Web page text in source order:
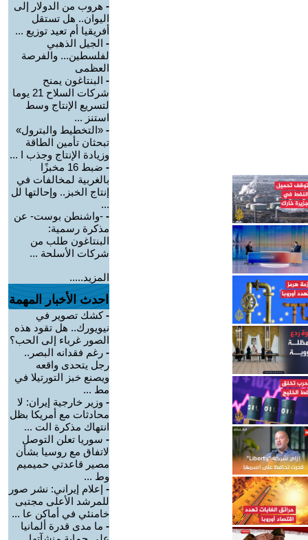
- هروب من الدولار إلى
اليوان.. هل تستقل
أفريقيا أم تعيد توزيع ...
- الجيل الذهبي
لفلسطين... والفرصة
العظمى
- البنتاغون يمنح
شركات السلاح 21 يوما
لتسريع الإنتاج وسط
استنز ...
- «التخطيط والبترول»
تبحثان تأمين الطاقة
وزيادة الإنتاج وجذب ا ...
-
ضبط 16 مخبزًا
بالغربية لمخالفات في
إنتاج الخبز.. وإحالتها لل
...
- -واشنطن بوست- عن
مذكرة رسمية:
البنتاغون طلب من
شركات الأسلحة ...
المزيد.....
احدث الأخبار المهمة
-كشك تصوير في
نيويورك.. هل تقود هذه
الصور غرباء إلى الحب؟
- رغم فقدانه البصر..
رجل يتحدى واقعه
ويصنع خبز التورتيلا في
مط ...
- وزير خارجية إيران: لا
محادثات مع أمريكا بظل
انتهاك مذكرة الت ...
- سوريا تعلن التوصل
لاتفاق مع روسيا بشأن
مصير قاعدتي حميميم
وط ...
- إعلام إيراني: نشر صور
للمرشد الأعلى مجتبى
خامنئي في أماكن عا ...
- ما مدى قدرة ألمانيا